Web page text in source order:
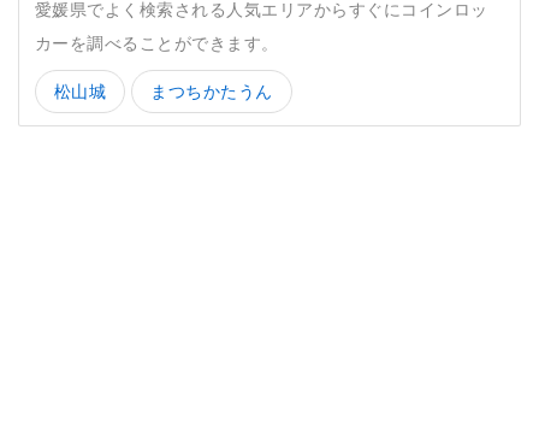
愛媛県でよく検索される人気エリアからすぐにコインロッ
カーを調べることができます。
松山城 まつちかたうん